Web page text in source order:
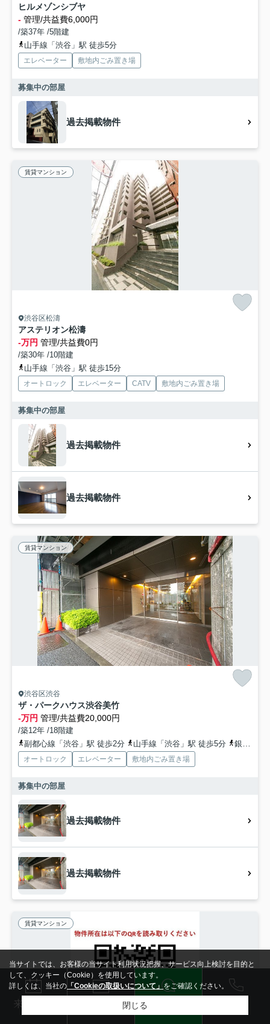
ヒルメゾンシブヤ
- 管理/共益費6,000円
/築37年 /5階建
山手線「渋谷」駅 徒歩5分
エレベーター 敷地内ごみ置き場
募集中の部屋
過去掲載物件
賃貸マンション
渋谷区松濤
アステリオン松濤
-万円 管理/共益費0円
/築30年 /10階建
山手線「渋谷」駅 徒歩15分
オートロック エレベーター CATV 敷地内ごみ置き場
募集中の部屋
過去掲載物件
過去掲載物件
賃貸マンション
渋谷区渋谷
ザ・パークハウス渋谷美竹
-万円 管理/共益費20,000円
/築12年 /18階建
副都心線「渋谷」駅 徒歩2分
山手線「渋谷」駅 徒歩5分 銀座線「渋谷」駅 徒歩5分
オートロック エレベーター 敷地内ごみ置き場
募集中の部屋
過去掲載物件
過去掲載物件
賃貸マンション
来店予約
当サイトでは、お客様の当サイト利用状況把握、サービス向上検討を目的と
して、クッキー（Cookie）を使用しています。
詳しくは、当社の 「Cookieの取扱いについて」をご確認ください。
閉じる